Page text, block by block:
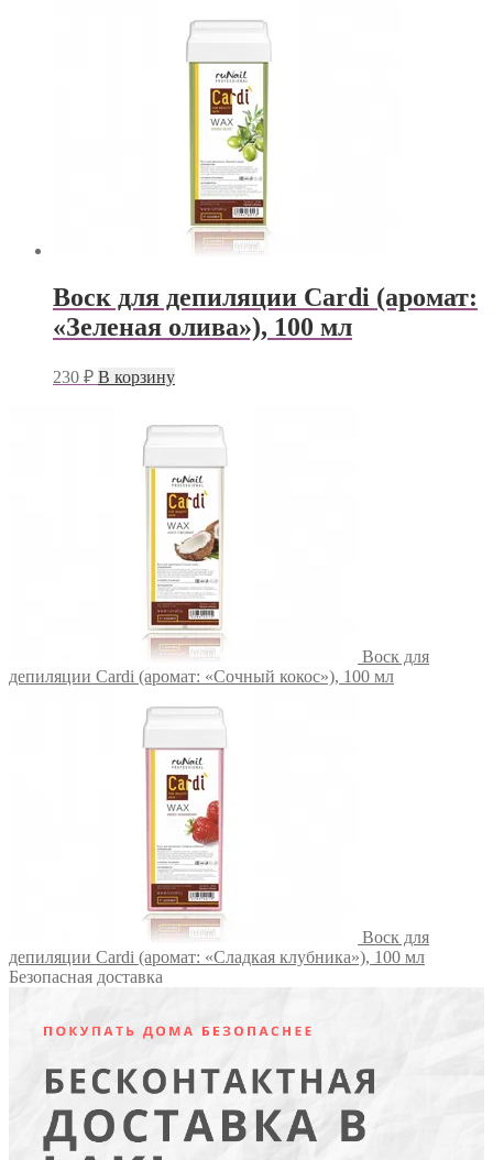
Воск для депиляции Cardi (аромат:
«Зеленая олива»), 100 мл
230 ₽ В корзину
Воск для
депиляции Cardi (аромат: «Сочный кокос»), 100 мл
Воск для
депиляции Cardi (аромат: «Сладкая клубника»), 100 мл
Безопасная доставка